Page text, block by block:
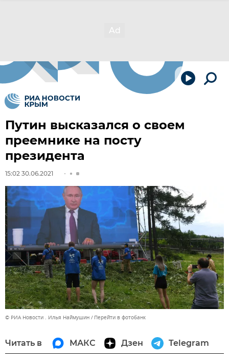
Путин высказался о своем
преемнике на посту
президента
15:02 30.06.2021
© РИА Новости . Илья Наймушин Перейти в фотобанк
Читать в МАКС Дзен Telegram